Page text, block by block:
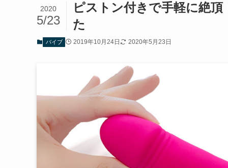
ピストン付きで手軽に絶
た
2020
5/23
バイブ 2019年10月24日 2020年5月23日